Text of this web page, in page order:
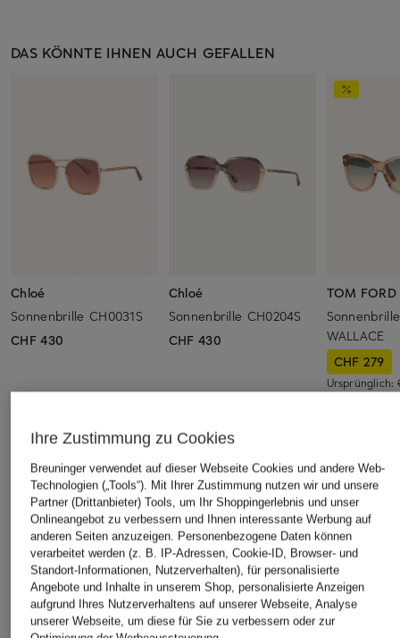
DAS KÖNNTE IHNEN AUCH GEFALLEN
Chloé
Sonnenbrille CH0031S
CHF 430
Chloé
Sonnenbrille CH0204S
CHF 430
TOM FORD
WALLACE
CHF 279
Ursprünglich:
ÄHNLICHE ARTIKEL ENTDECKEN
Ihre Zustimmung zu Cookies
Breuninger verwendet auf dieser Webseite Cookies und andere Web-
Technologien („Tools“). Mit Ihrer Zustimmung nutzen wir und unsere
Partner (Drittanbieter) Tools, um Ihr Shoppingerlebnis und unser
Onlineangebot zu verbessern und Ihnen interessante Werbung auf
anderen Seiten anzuzeigen. Personenbezogene Daten können
verarbeitet werden (z. B. IP-Adressen, Cookie-ID, Browser- und
Standort-Informationen, Nutzerverhalten), für personalisierte
Angebote und Inhalte in unserem Shop, personalisierte Anzeigen
aufgrund Ihres Nutzerverhaltens auf unserer Webseite, Analyse
unserer Webseite, um diese für Sie zu verbessern oder zur